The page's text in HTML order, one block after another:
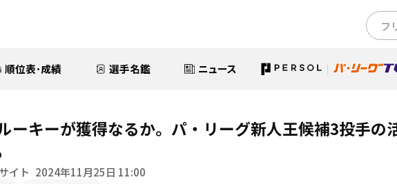
順位表･成績 選手名鑑 ニュース
ーキーが獲得なるか。パ・リーグ新人王候補3投手の
イト 2024年11月25日 11:00